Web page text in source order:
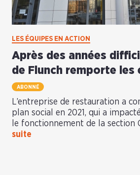
LES ÉQUIPES EN ACTION
Après des années
de Flunch remporte les
ABONNÉ
L’entreprise de restauration a
plan social en 2021, qui a impacté
le fonctionnement de la section
suite